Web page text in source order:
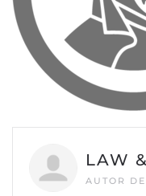
LAW
AUTOR